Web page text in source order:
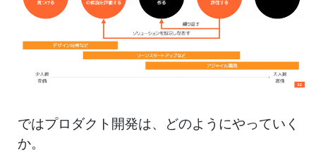
ではプロダクト開発は、どのようにやっていく
か。